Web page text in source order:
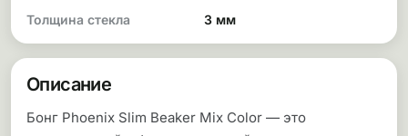
Толщина стекла
3 мм
Описание
Бонг Phoenix Slim Beaker Mix Color — это